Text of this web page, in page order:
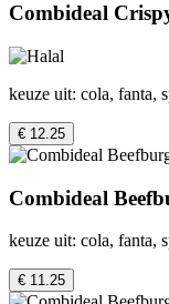
Combideal
keuze uit: cola, fanta,
€ 12.25
Combideal
keuze uit: cola, fanta,
€ 11.25